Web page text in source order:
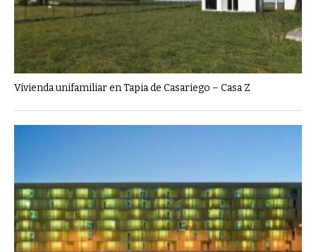
Vivienda unifamiliar en Tapia de Casariego – Casa Z